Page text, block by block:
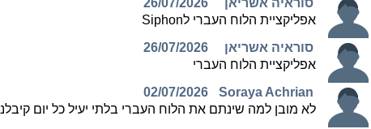
סוראיה אשריאן
26/07/2026
אפליקציית הלוח העברי לSiphon
סוראיה אשריאן
26/07/2026
אפליקציית הלוח העברי
Soraya Achrian
02/07/2026
לא מובן למה שינתם את הלוח העברי בלתי יעיל כל יום